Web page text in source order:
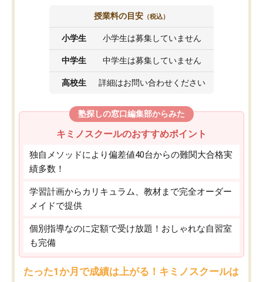
授業料の目安 （税込）
小学生 小学生は募集していません
中学生 中学生は募集していません
高校生 詳細はお問い合わせください
塾探しの窓口編集部からみた
キミノスクールのおすすめポイント
独自メソッドにより偏差値40台からの難関大合格実
績多数！
学習計画からカリキュラム、教材まで完全オーダー
メイドで提供
個別指導なのに定額で受け放題！おしゃれな自習室
も完備
たった1か月で成績は上がる！キミノスクールは